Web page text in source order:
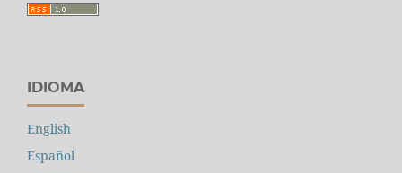
IDIOMA
English
Español